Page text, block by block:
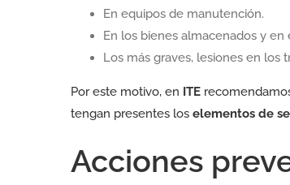
En equipos de manutención.
En los bienes almacenados y en
Los más graves, lesiones en los
Por este motivo, en ITE
tengan presentes los elementos de
Acciones